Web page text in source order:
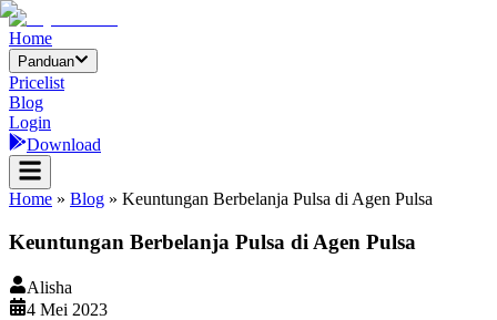
Home
Panduan
Pricelist
Blog
Login
Download
Home » Blog » Keuntungan Berbelanja Pulsa di Agen Pulsa
Keuntungan Berbelanja Pulsa di Agen Pulsa
Alisha
4 Mei 2023